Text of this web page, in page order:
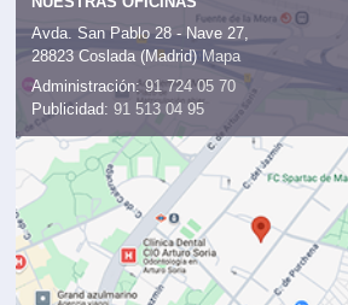
Avda. San Pablo 28 - Nave 27,
28823 Coslada (Madrid) Mapa
Administración: 91 724 05 70
Publicidad: 91 513 04 95